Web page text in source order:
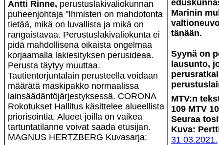
Antti Rinne, perustuslakivaliokunnan
puheenjohtaja "Ihmisten on mahdotonta
tietää, mikä on luvallista ja mikä on
rangaistavaa. Perustuslakivaliokunta ei
pidä mahdollisena oikaista ongelmaa
korjaamalla lakiesityksen perusideaa.
Perusta täytyy muuttaa.
Tautientorjuntalain perusteella voidaan
määrätä maskipakko normaalissa
lainsäädäntöjärjestyksessä. CORONA
Rokotukset Hallitus käsittelee alueellista
priorisointia. Alueet joilla on vaikea
tartuntatilanne voivat saada etusijan.
MAGNUS HERTZBERG Kuvasarja:
Marinin
tänään.
Syynä on
lausunto,
MTV:n
109 MTV
Seuraa
Kuva:
31 03.2021.